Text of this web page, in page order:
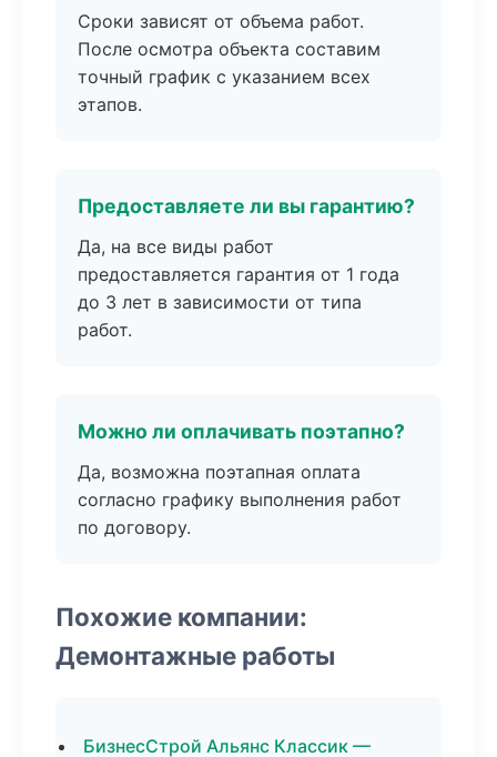
Сроки зависят от объема работ.
После осмотра объекта составим
точный график с указанием всех
этапов.
Предоставляете ли вы гарантию?
Да, на все виды работ
предоставляется гарантия от 1 года
до 3 лет в зависимости от типа
работ.
Можно ли оплачивать поэтапно?
Да, возможна поэтапная оплата
согласно графику выполнения работ
по договору.
Похожие компании:
Демонтажные работы
БизнесСтрой Альянс Классик —